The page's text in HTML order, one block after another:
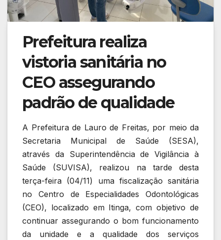
Prefeitura realiza
vistoria sanitária no
CEO assegurando
padrão de qualidade
A Prefeitura de Lauro de Freitas, por meio da
Secretaria Municipal de Saúde (SESA),
através da Superintendência de Vigilância à
Saúde (SUVISA), realizou na tarde desta
terça-feira (04/11) uma fiscalização sanitária
no Centro de Especialidades Odontológicas
(CEO), localizado em Itinga, com objetivo de
continuar assegurando o bom funcionamento
da unidade e a qualidade dos serviços